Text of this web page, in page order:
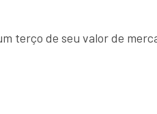
terço de seu valor de